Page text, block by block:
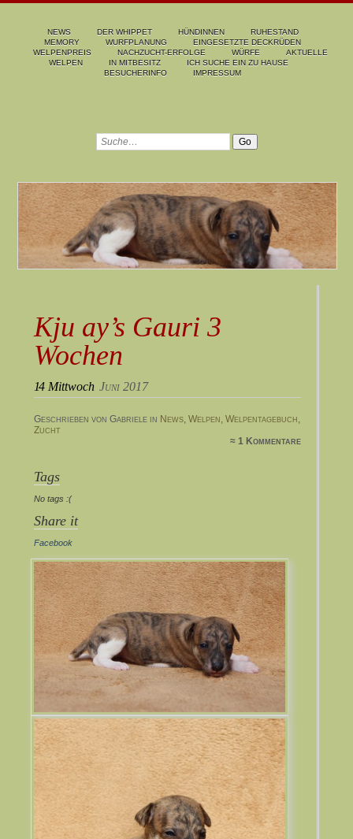
NEWS DER WHIPPET HÜNDINNEN
RUHESTAND
MEMORY
WURFPLANUNG
EINGESETZTE DECKRÜDEN
WELPENPREIS
NACHZUCHT-ERFOLGE WÜRFE
AKTUELLE
WELPEN
IN MITBESITZ
ICH SUCHE EIN ZU HAUSE
BESUCHERINFO
IMPRESSUM
Kju ay’s Gauri 3
Wochen
14 Mittwoch Juni 2017
Geschrieben von Gabriele in News, Welpen, Welpentagebuch,
Zucht
≈ 1 Kommentare
Tags
No tags :(
Share it
Facebook